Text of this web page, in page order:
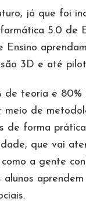
já que foi
5.0 de
3D e até
teoria e 80%
de
de forma
que vai
a gente
aprendem